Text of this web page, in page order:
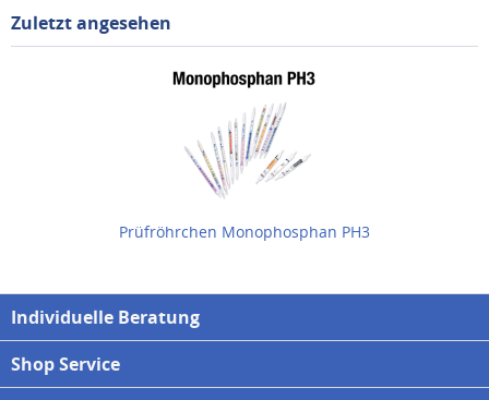
Zuletzt angesehen
Prüfröhrchen Monophosphan PH3
Individuelle Beratung
Shop Service